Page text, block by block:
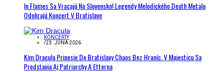
In Flames Sa Vracajú Na Slovensko! Legendy Melodického Death Metalu
Odohrajú Koncert V Bratislave
KONCERTY
/23. JÚNA 2026
Kim Dracula Prinesie Do Bratislavy Chaos Bez Hraníc. V Majesticu Sa
Predstavia Aj Patriarchy A Etterna